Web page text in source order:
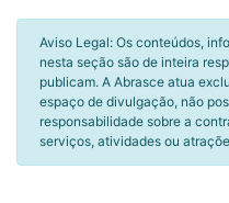
Aviso Legal: Os conteúdos,
nesta seção são de inteira
publicam. A Abrasce atua
espaço de divulgação, não
responsabilidade sobre a
serviços, atividades ou